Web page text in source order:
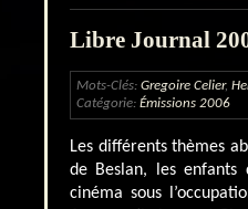
Libre Journal
Mots-Clés: Gregoire Celier,
Catégorie: Émissions 2006
Les différents thèmes
de Beslan, les
cinéma sous